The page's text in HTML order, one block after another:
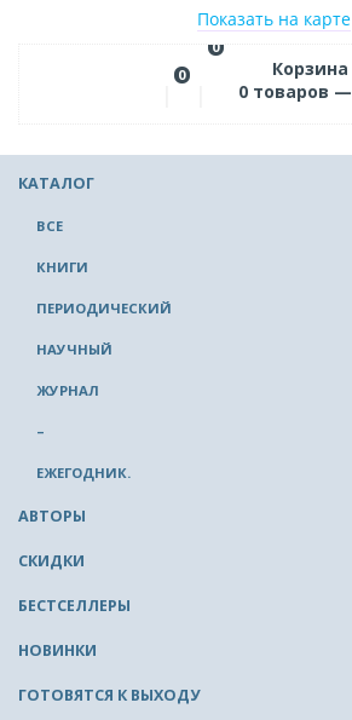
Показать на карте
0
0
Корзина
0 товаров —
КАТАЛОГ
ВСЕ
КНИГИ
ПЕРИОДИЧЕСКИЙ
НАУЧНЫЙ
ЖУРНАЛ
–
ЕЖЕГОДНИК.
АВТОРЫ
СКИДКИ
БЕСТСЕЛЛЕРЫ
НОВИНКИ
ГОТОВЯТСЯ К ВЫХОДУ